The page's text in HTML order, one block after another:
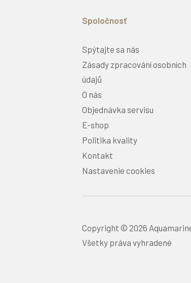
Spoločnosť
Spýtajte sa nás
Zásady zpracování osobních
údajů
O nás
Objednávka servisu
E-shop
Politika kvality
Kontakt
Nastavenie cookies
Copyright © 2026
Všetky práva vyhradené